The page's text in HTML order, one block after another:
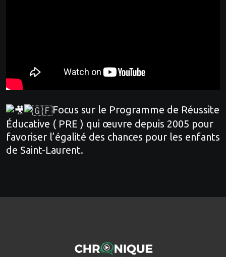
Focus sur le Programme de Réussite
Éducative ( PRE ) qui œuvre depuis 2005 pour
favoriser l’égalité des chances pour les enfants
de Saint-Laurent.